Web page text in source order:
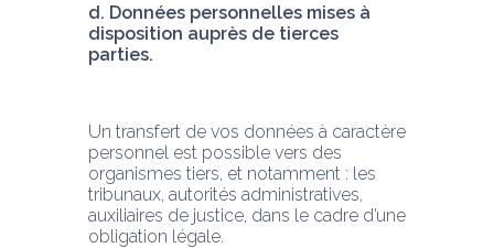
d. Données personnelles mises à
disposition auprès de tierces
parties.
Un transfert de vos données à caractère
personnel est possible vers des
organismes tiers, et notamment : les
tribunaux, autorités administratives,
auxiliaires de justice, dans le cadre d’une
obligation légale.